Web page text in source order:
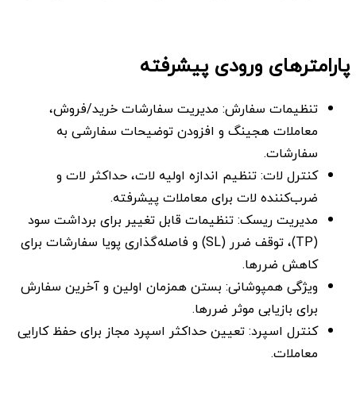
پارامترهای ورودی پیشرفته
تنظیمات سفارش: مدیریت سفارشات خرید/فروش،
معاملات هجینگ و افزودن توضیحات سفارشی به
سفارشات.
کنترل لات: تنظیم اندازه اولیه لات، حداکثر لات و
ضرب‌کننده لات برای معاملات پیشرفته.
مدیریت ریسک: تنظیمات قابل تغییر برای برداشت سود
(TP)، توقف ضرر (SL) و فاصله‌گذاری پویا سفارشات برای
کاهش ضررها.
ویژگی همپوشانی: بستن همزمان اولین و آخرین سفارش
برای بازیابی موثر ضررها.
کنترل اسپرد: تعیین حداکثر اسپرد مجاز برای حفظ کارایی
معاملات.